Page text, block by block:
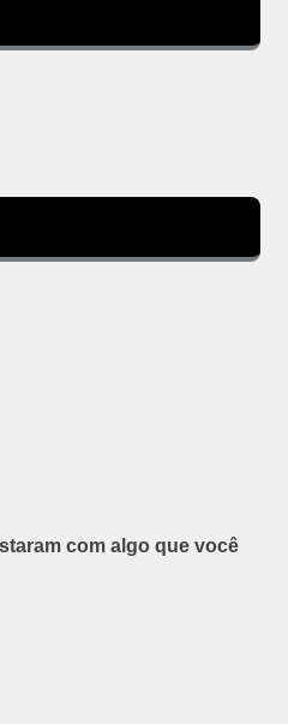
com algo que você